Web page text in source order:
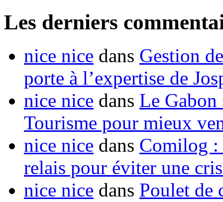
Les derniers
nice nice dans Gestion
porte à l’expertise de
nice nice dans Le Gabon
Tourisme pour mieux
nice nice dans Comilog :
relais pour éviter une
nice nice dans Poulet de